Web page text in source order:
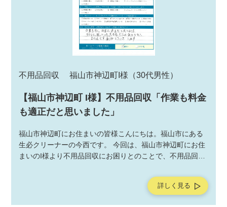
不用品回収 福山市神辺町I様 （30代男性）
【福山市神辺町 I様】不用品回収「作業も料金
も適正だと思いました」
福山市神辺町にお住まいの皆様こんにちは。福山市にある
生必クリーナーの今西です。 今回は、福山市神辺町にお住
まいのI様より不用品回収にお困りとのことで、不用品回収
ビスの作業後にお客様よりアンケートを頂戴しましたの
詳しく見る